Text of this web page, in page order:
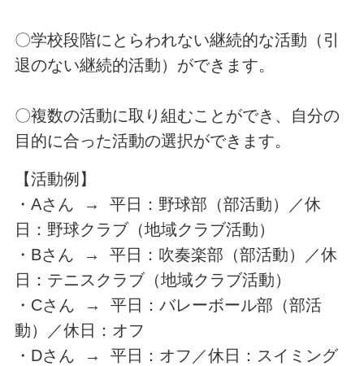
〇学校段階にとらわれない継続的な活動（引
退のない継続的活動）ができます。
〇複数の活動に取り組むことができ、自分の
目的に合った活動の選択ができます。
【活動例】
・Aさん → 平日：野球部（部活動）／休
日：野球クラブ（地域クラブ活動）
・Bさん → 平日：吹奏楽部（部活動）／休
日：テニスクラブ（地域クラブ活動）
・Cさん → 平日：バレーボール部（部活
動）／休日：オフ
・Dさん → 平日：オフ／休日：スイミング